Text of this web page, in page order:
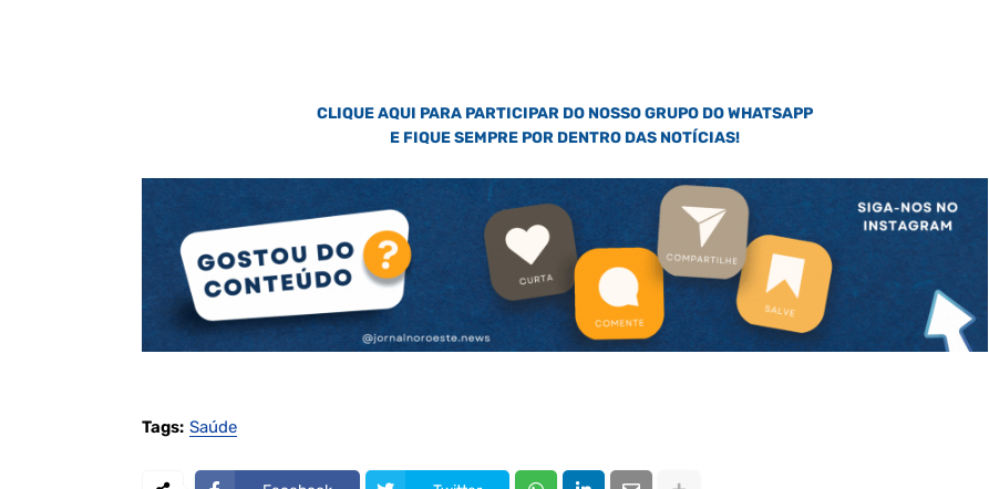
CLIQUE AQUI PARA PARTICIPAR DO NOSSO GRUPO DO WHATSAPP
E FIQUE SEMPRE POR DENTRO DAS NOTÍCIAS!
Tags: Saúde